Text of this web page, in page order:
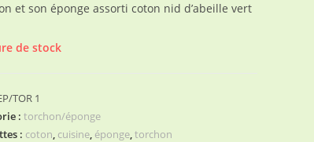
et son éponge assorti coton nid d’abeille vert
de stock
TOR 1
:torchon/éponge
: coton, cuisine, éponge,torchon